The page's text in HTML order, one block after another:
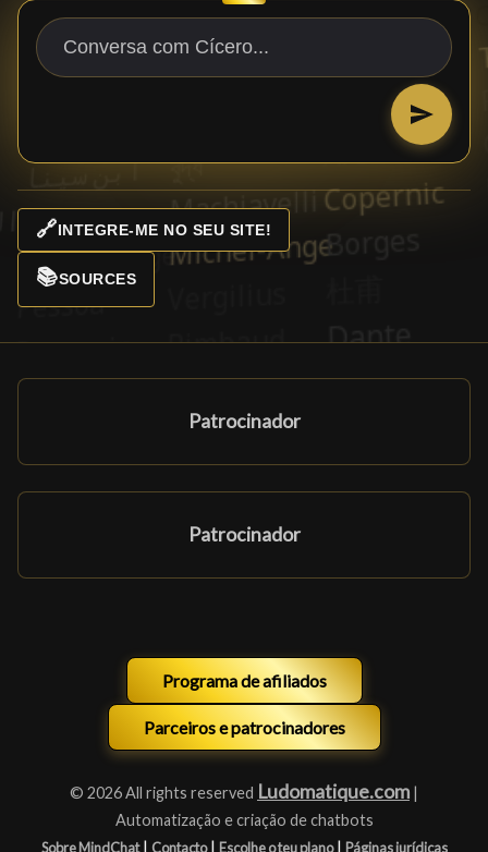
🔗INTEGRE-ME NO SEU SITE!
📚SOURCES
Patrocinador
Patrocinador
Programa de afiliados
Parceiros e patrocinadores
© 2026 All rights reserved Ludomatique.com |
Automatização e criação de chatbots
Sobre MindChat | Contacto | Escolhe o teu plano | Páginas jurídicas